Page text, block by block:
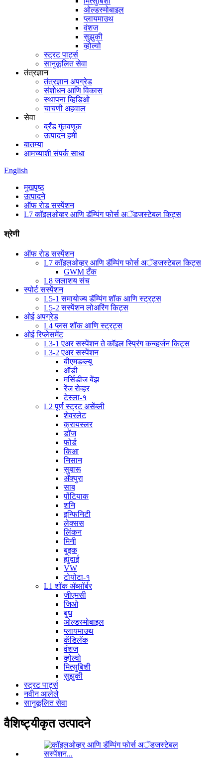
ओल्डस्मोबाइल
प्लायमाउथ
वंशज
सुझुकी
व्होल्वो
स्ट्रट पार्ट्स
सानुकूलित सेवा
तंत्रज्ञान
तंत्रज्ञान अपग्रेड
संशोधन आणि विकास
स्थापना व्हिडिओ
चाचणी अहवाल
सेवा
ब्रँड गुंतवणूक
उत्पादन हमी
बातम्या
आमच्याशी संपर्क साधा
English
मुखपृष्ठ
उत्पादने
ऑफ रोड सस्पेंशन
L7 कॉइलओव्हर आणि डॅम्पिंग फोर्स अॅडजस्टेबल किट्स
श्रेणी
ऑफ रोड सस्पेंशन
L7 कॉइलओव्हर आणि डॅम्पिंग फोर्स अॅडजस्टेबल किट्स
GWM टँक
L8 जलाशय संच
स्पोर्ट सस्पेंशन
L5-1 समायोज्य डॅम्पिंग शॉक आणि स्ट्रट्स
L5-2 सस्पेंशन लोअरिंग किट्स
ओई अपग्रेड
L4 प्लस शॉक आणि स्ट्रट्स
ओई रिप्लेसमेंट
L3-1 एअर सस्पेंशन ते कॉइल स्प्रिंग कन्व्हर्जन किट्स
L3-2 एअर सस्पेंशन
बीएमडब्ल्यू
ऑडी
मर्सिडीज बेंझ
रेंज रोव्हर
टेस्ला-१
L2 पूर्ण स्ट्रट असेंब्ली
शेवरलेट
क्रायस्लर
डॉज
फोर्ड
किआ
निसान
सुबारू
अ‍ॅक्युरा
साब
पोंटियाक
शनि
इन्फिनिटी
लेक्सस
लिंकन
मिनी
बुइक
ह्युंदाई
VW
टोयोटा-१
L1 शॉक अ‍ॅब्सॉर्बर
जीएमसी
जिओ
बुध
ओल्डस्मोबाइल
प्लायमाउथ
कॅडिलॅक
वंशज
व्होल्वो
मित्सुबिशी
सुझुकी
स्ट्रट पार्ट्स
नवीन आलेले
सानुकूलित सेवा
वैशिष्ट्यीकृत उत्पादने